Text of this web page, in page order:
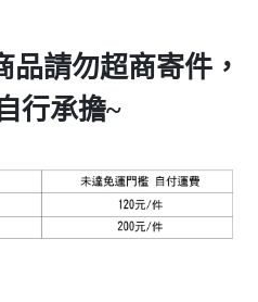
品請勿超商寄件，
行承擔~